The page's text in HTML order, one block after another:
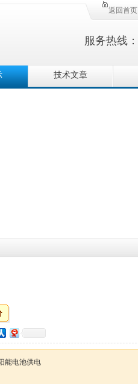
返回首页
服务热线：
技术文章
能电池供电